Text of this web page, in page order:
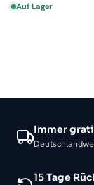
Auf Lager
Immer
15 Tage